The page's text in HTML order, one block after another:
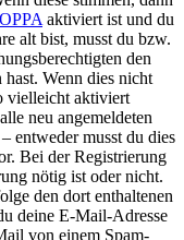
aktiviert ist und du
alt bist, musst du bzw.
den
Wenn dies nicht
vielleicht aktiviert
neu angemeldeten
entweder musst du dies
Bei der Registrierung
nötig ist oder nicht.
den dort enthaltenen
deine E-Mail-Adresse
von einem Spam-